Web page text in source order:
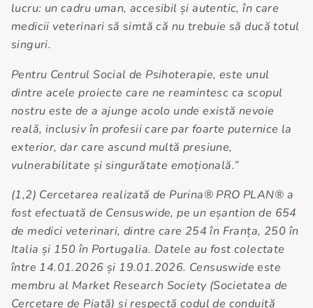
lucru: un cadru uman, accesibil și autentic, în care
medicii veterinari să simtă că nu trebuie să ducă totul
singuri.
Pentru Centrul Social de Psihoterapie, este unul
dintre acele proiecte care ne reamintesc ca scopul
nostru este de a ajunge acolo unde există nevoie
reală, inclusiv în profesii care par foarte puternice la
exterior, dar care ascund multă presiune,
vulnerabilitate și singurătate emoțională.”
(1,2) Cercetarea realizată de Purina® PRO PLAN® a
fost efectuată de Censuswide, pe un eșantion de 654
de medici veterinari, dintre care 254 în Franța, 250 în
Italia și 150 în Portugalia. Datele au fost colectate
între 14.01.2026 și 19.01.2026. Censuswide este
membru al Market Research Society (Societatea de
Cercetare de Piață) și respectă codul de conduită